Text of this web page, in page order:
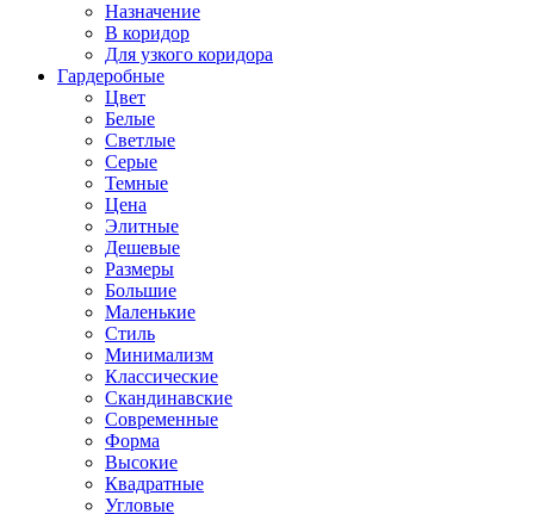
Назначение
В коридор
Для узкого коридора
Гардеробные
Цвет
Белые
Светлые
Серые
Темные
Цена
Элитные
Дешевые
Размеры
Большие
Маленькие
Стиль
Минимализм
Классические
Скандинавские
Современные
Форма
Высокие
Квадратные
Угловые